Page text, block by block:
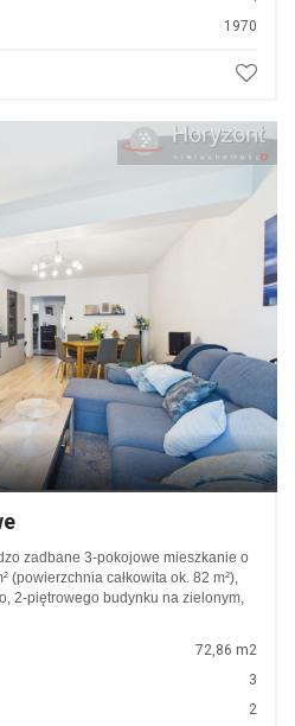
1970
zadbane 3-pokojowe mieszkanie o
(powierzchnia całkowita ok. 82 m²),
2-piętrowego budynku na zielonym,
72,86 m2
3
2